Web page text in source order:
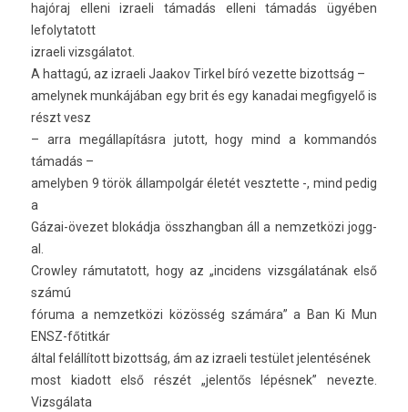
hajóraj el­leni iz­raeli támadás el­leni támadás ügyében
lefolytatott
iz­raeli vizsgálatot.
A hat­tagú, az iz­raeli Jaakov Tir­kel bíró vezet­te bi­zottság –
amelynek munkájában egy brit és egy kanadai meg­figyelő is
részt vesz
– arra megállapításra jutott, hogy mind a kom­mandós
támadás –
amelyb­en 9 török állam­polgár életét vesztet­te -, mind pedig
a
Gázai-övezet blokádja összhangban áll a nem­zetközi jogg­
al.
Crow­ley rámutatott, hogy az „in­cidens vizsgálatának első
számú
fóruma a nem­zetközi közösség számára” a Ban Ki Mun
ENSZ-főtitkár
által felállított bi­zottság, ám az iz­raeli testület jelen­tésének
most kiadott első részét „jelen­tős lépésnek” nevez­te.
Vizsgálata